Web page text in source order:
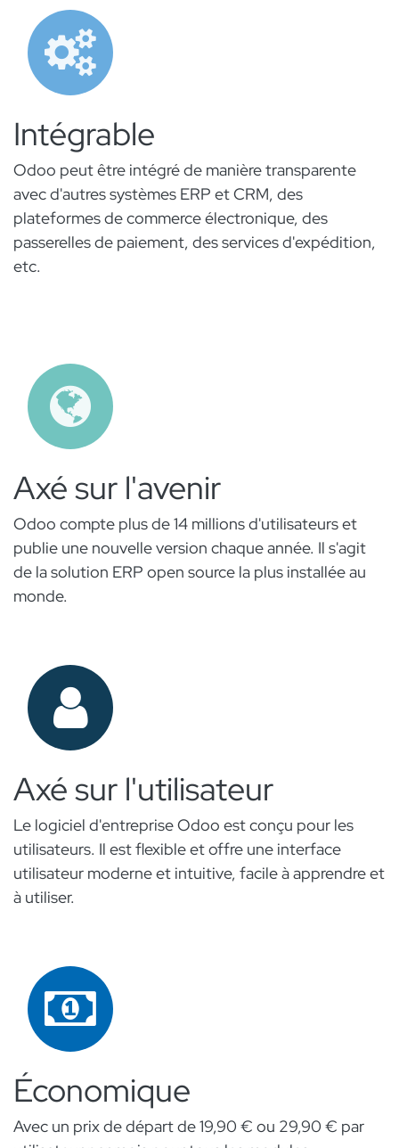
Intégrable
Odoo peut être intégré de manière transparente
avec d'autres systèmes ERP et CRM, des
plateformes de commerce électronique, des
passerelles de paiement, des services d'expédition,
etc.
Axé sur l'avenir
Odoo compte plus de 14 millions d'utilisateurs et
publie une nouvelle version chaque année. Il s'agit
de la solution ERP open source la plus installée au
monde.
Axé sur l'utilisateur
Le logiciel d'entreprise Odoo est conçu pour les
utilisateurs. Il est flexible et offre une interface
utilisateur moderne et intuitive, facile à apprendre et
à utiliser.
Économique
Avec un prix de départ de 19,90 € ou 29,90 € par